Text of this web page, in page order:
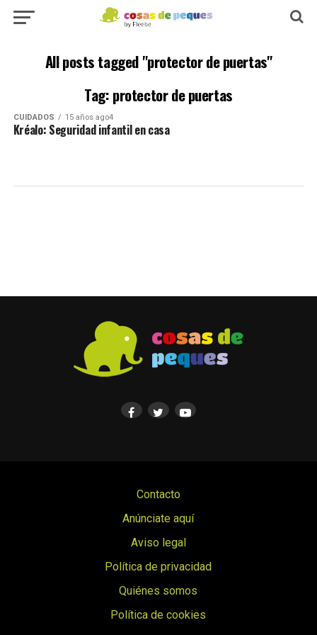
All posts tagged "protector de puertas"
Tag: protector de puertas
CUIDADOS 15 años ago4
Kréalo: Seguridad infantil en casa
Contacto
Anúnciate aquí
Aviso legal
Política de privacidad
Quiénes somos
Política de cookies